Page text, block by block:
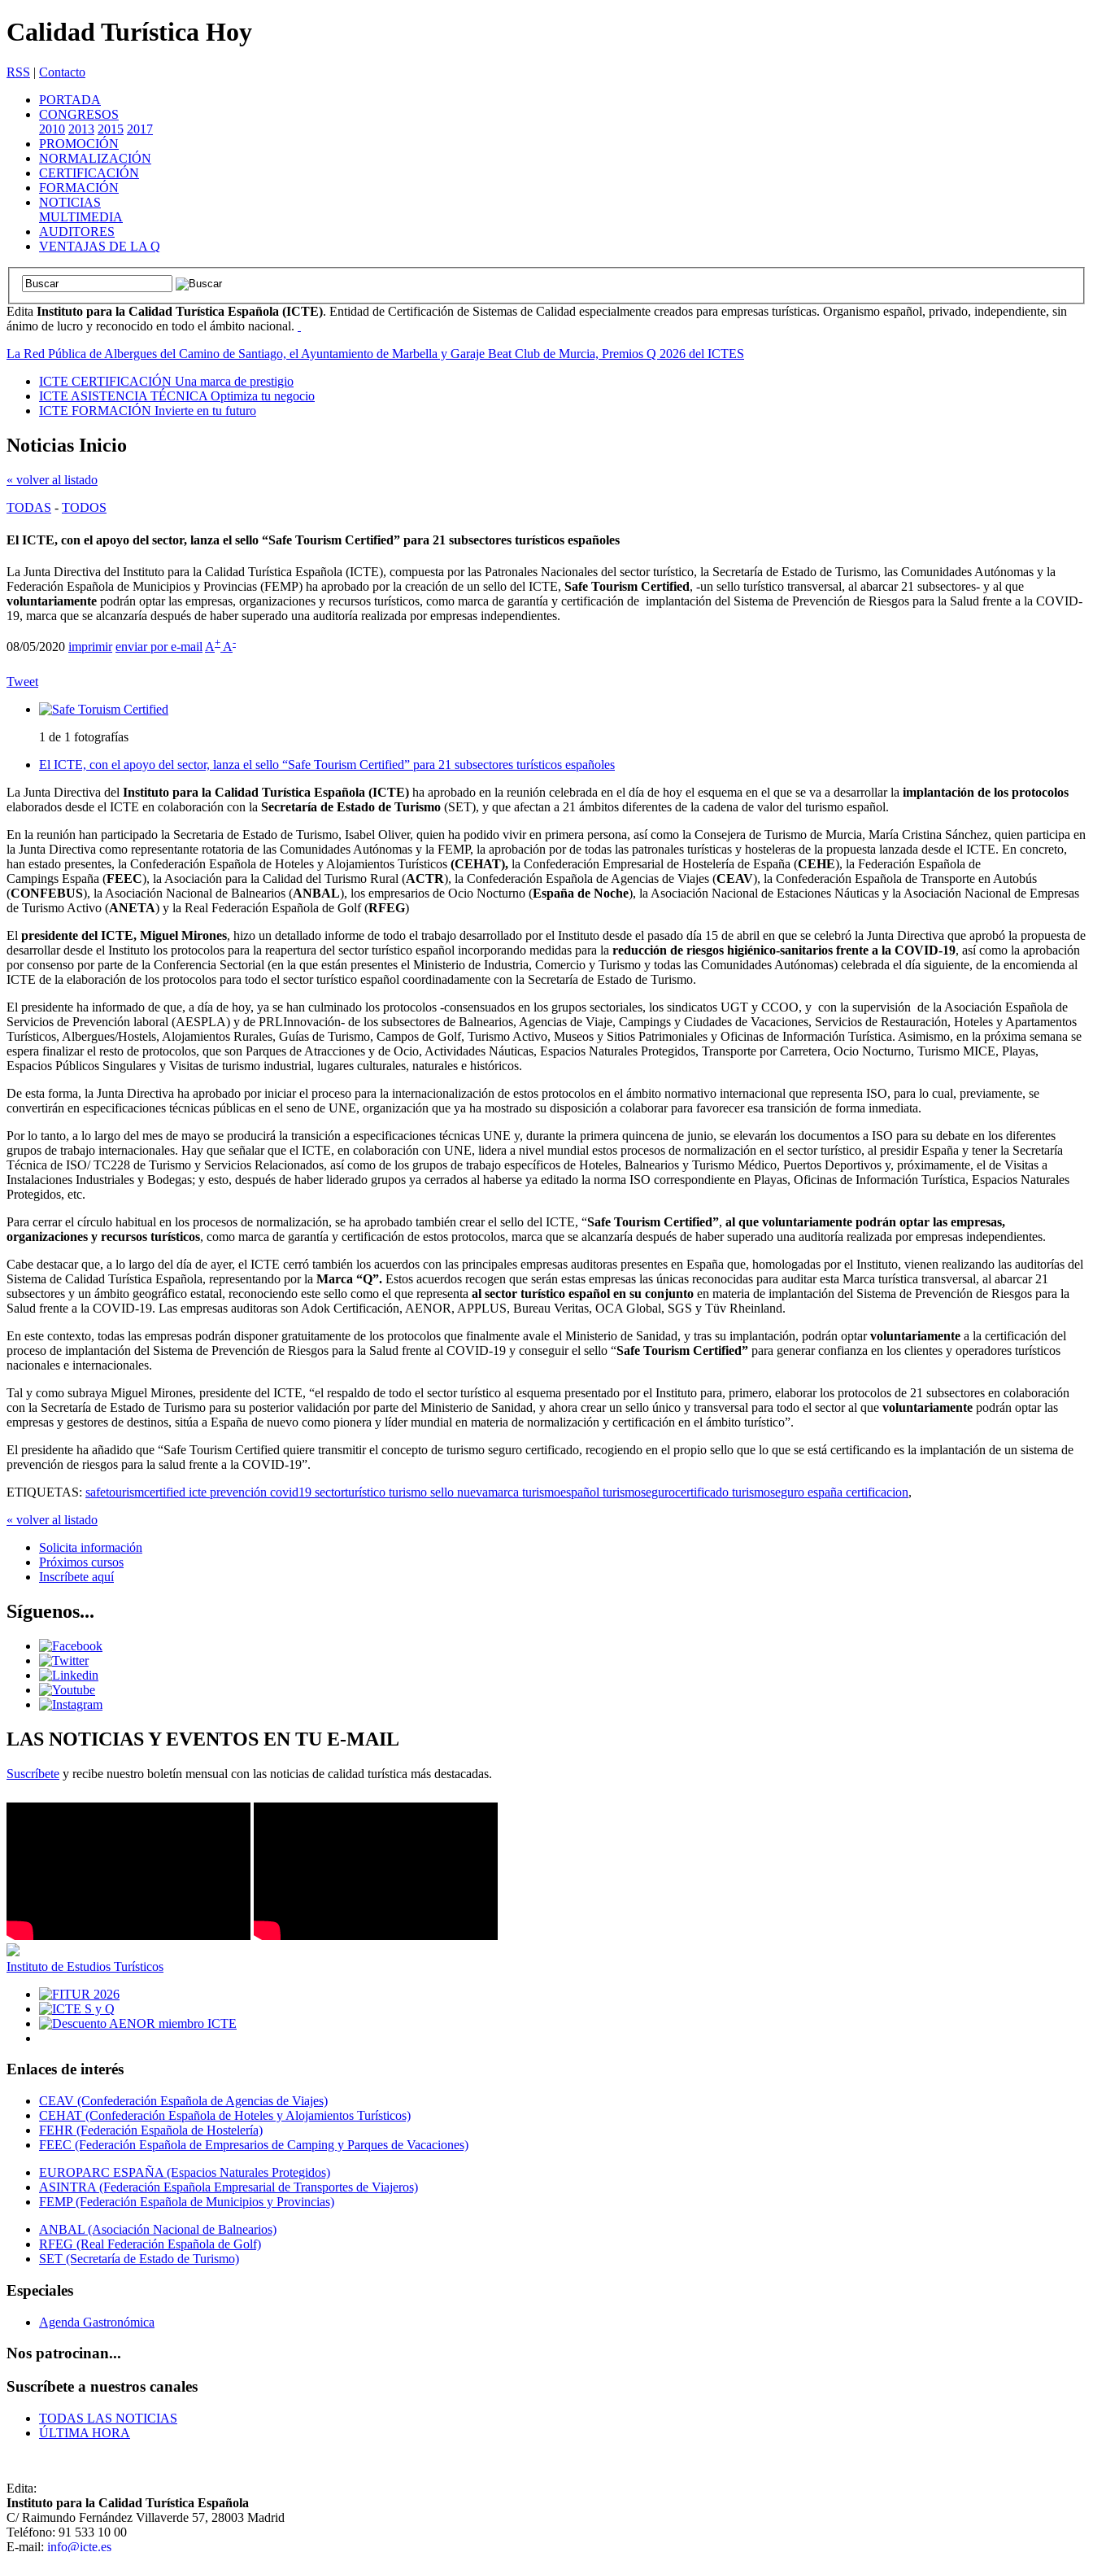
Calidad Turística Hoy
RSS | Contacto
PORTADA
CONGRESOS
2010 2013 2015 2017
PROMOCIÓN
NORMALIZACIÓN
CERTIFICACIÓN
FORMACIÓN
NOTICIAS
MULTIMEDIA
AUDITORES
VENTAJAS DE LA Q
Edita Instituto para la Calidad Turística Española (ICTE). Entidad de Certificación de Sistemas de Calidad especialmente creados para empresas turísticas. Organismo español, privado, independiente, sin
ánimo de lucro y reconocido en todo el ámbito nacional.
La Red Pública de Albergues del Camino de Santiago, el Ayuntamiento de Marbella y Garaje Beat Club de Murcia, Premios Q 2026 del ICTES
ICTE CERTIFICACIÓN Una marca de prestigio
ICTE ASISTENCIA TÉCNICA Optimiza tu negocio
ICTE FORMACIÓN Invierte en tu futuro
Noticias Inicio
« volver al listado
TODAS - TODOS
El ICTE, con el apoyo del sector, lanza el sello “Safe Tourism Certified” para 21 subsectores turísticos españoles
La Junta Directiva del Instituto para la Calidad Turística Española (ICTE), compuesta por las Patronales Nacionales del sector turístico, la Secretaría de Estado de Turismo, las Comunidades Autónomas y la
Federación Española de Municipios y Provincias (FEMP) ha aprobado por la creación de un sello del ICTE, Safe Tourism Certified, -un sello turístico transversal, al abarcar 21 subsectores- y al que
voluntariamente podrán optar las empresas, organizaciones y recursos turísticos, como marca de garantía y certificación de implantación del Sistema de Prevención de Riesgos para la Salud frente a la COVID-
19, marca que se alcanzaría después de haber superado una auditoría realizada por empresas independientes.
08/05/2020 imprimir enviar por e-mail A+ A-
Tweet
1 de 1 fotografías
El ICTE, con el apoyo del sector, lanza el sello “Safe Tourism Certified” para 21 subsectores turísticos españoles
La Junta Directiva del Instituto para la Calidad Turística Española (ICTE) ha aprobado en la reunión celebrada en el día de hoy el esquema en el que se va a desarrollar la implantación de los protocolos
elaborados desde el ICTE en colaboración con la Secretaría de Estado de Turismo (SET), y que afectan a 21 ámbitos diferentes de la cadena de valor del turismo español.
En la reunión han participado la Secretaria de Estado de Turismo, Isabel Oliver, quien ha podido vivir en primera persona, así como la Consejera de Turismo de Murcia, María Cristina Sánchez, quien participa en
la Junta Directiva como representante rotatoria de las Comunidades Autónomas y la FEMP, la aprobación por de todas las patronales turísticas y hosteleras de la propuesta lanzada desde el ICTE. En concreto,
han estado presentes, la Confederación Española de Hoteles y Alojamientos Turísticos (CEHAT), la Confederación Empresarial de Hostelería de España (CEHE), la Federación Española de
Campings España (FEEC), la Asociación para la Calidad del Turismo Rural (ACTR), la Confederación Española de Agencias de Viajes (CEAV), la Confederación Española de Transporte en Autobús
(CONFEBUS), la Asociación Nacional de Balnearios (ANBAL), los empresarios de Ocio Nocturno (España de Noche), la Asociación Nacional de Estaciones Náuticas y la Asociación Nacional de Empresas
de Turismo Activo (ANETA) y la Real Federación Española de Golf (RFEG)
El presidente del ICTE, Miguel Mirones, hizo un detallado informe de todo el trabajo desarrollado por el Instituto desde el pasado día 15 de abril en que se celebró la Junta Directiva que aprobó la propuesta de
desarrollar desde el Instituto los protocolos para la reapertura del sector turístico español incorporando medidas para la reducción de riesgos higiénico-sanitarios frente a la COVID-19, así como la aprobación
por consenso por parte de la Conferencia Sectorial (en la que están presentes el Ministerio de Industria, Comercio y Turismo y todas las Comunidades Autónomas) celebrada el día siguiente, de la encomienda al
ICTE de la elaboración de los protocolos para todo el sector turístico español coordinadamente con la Secretaría de Estado de Turismo.
El presidente ha informado de que, a día de hoy, ya se han culminado los protocolos -consensuados en los grupos sectoriales, los sindicatos UGT y CCOO, y con la supervisión de la Asociación Española de
Servicios de Prevención laboral (AESPLA) y de PRLInnovación- de los subsectores de Balnearios, Agencias de Viaje, Campings y Ciudades de Vacaciones, Servicios de Restauración, Hoteles y Apartamentos
Turísticos, Albergues/Hostels, Alojamientos Rurales, Guías de Turismo, Campos de Golf, Turismo Activo, Museos y Sitios Patrimoniales y Oficinas de Información Turística. Asimismo, en la próxima semana se
espera finalizar el resto de protocolos, que son Parques de Atracciones y de Ocio, Actividades Náuticas, Espacios Naturales Protegidos, Transporte por Carretera, Ocio Nocturno, Turismo MICE, Playas,
Espacios Públicos Singulares y Visitas de turismo industrial, lugares culturales, naturales e históricos.
De esta forma, la Junta Directiva ha aprobado por iniciar el proceso para la internacionalización de estos protocolos en el ámbito normativo internacional que representa ISO, para lo cual, previamente, se
convertirán en especificaciones técnicas públicas en el seno de UNE, organización que ya ha mostrado su disposición a colaborar para favorecer esa transición de forma inmediata.
Por lo tanto, a lo largo del mes de mayo se producirá la transición a especificaciones técnicas UNE y, durante la primera quincena de junio, se elevarán los documentos a ISO para su debate en los diferentes
grupos de trabajo internacionales. Hay que señalar que el ICTE, en colaboración con UNE, lidera a nivel mundial estos procesos de normalización en el sector turístico, al presidir España y tener la Secretaría
Técnica de ISO/ TC228 de Turismo y Servicios Relacionados, así como de los grupos de trabajo específicos de Hoteles, Balnearios y Turismo Médico, Puertos Deportivos y, próximamente, el de Visitas a
Instalaciones Industriales y Bodegas; y esto, después de haber liderado grupos ya cerrados al haberse ya editado la norma ISO correspondiente en Playas, Oficinas de Información Turística, Espacios Naturales
Protegidos, etc.
Para cerrar el círculo habitual en los procesos de normalización, se ha aprobado también crear el sello del ICTE, “Safe Tourism Certified”, al que voluntariamente podrán optar las empresas,
organizaciones y recursos turísticos, como marca de garantía y certificación de estos protocolos, marca que se alcanzaría después de haber superado una auditoría realizada por empresas independientes.
Cabe destacar que, a lo largo del día de ayer, el ICTE cerró también los acuerdos con las principales empresas auditoras presentes en España que, homologadas por el Instituto, vienen realizando las auditorías del
Sistema de Calidad Turística Española, representando por la Marca “Q”. Estos acuerdos recogen que serán estas empresas las únicas reconocidas para auditar esta Marca turística transversal, al abarcar 21
subsectores y un ámbito geográfico estatal, reconociendo este sello como el que representa al sector turístico español en su conjunto en materia de implantación del Sistema de Prevención de Riesgos para la
Salud frente a la COVID-19. Las empresas auditoras son Adok Certificación, AENOR, APPLUS, Bureau Veritas, OCA Global, SGS y Tüv Rheinland.
En este contexto, todas las empresas podrán disponer gratuitamente de los protocolos que finalmente avale el Ministerio de Sanidad, y tras su implantación, podrán optarvoluntariamente a la certificación del
proceso de implantación del Sistema de Prevención de Riesgos para la Salud frente al COVID-19 y conseguir el sello “Safe Tourism Certified” para generar confianza en los clientes y operadores turísticos
nacionales e internacionales.
Tal y como subraya Miguel Mirones, presidente del ICTE, “el respaldo de todo el sector turístico al esquema presentado por el Instituto para, primero, elaborar los protocolos de 21 subsectores en colaboración
con la Secretaría de Estado de Turismo para su posterior validación por parte del Ministerio de Sanidad, y ahora crear un sello único y transversal para todo el sector al que voluntariamente podrán optar las
empresas y gestores de destinos, sitúa a España de nuevo como pionera y líder mundial en materia de normalización y certificación en el ámbito turístico”.
El presidente ha añadido que “Safe Tourism Certified quiere transmitir el concepto de turismo seguro certificado, recogiendo en el propio sello que lo que se está certificando es la implantación de un sistema de
prevención de riesgos para la salud frente a la COVID-19”.
ETIQUETAS: safetourismcertified icte prevención covid19 sectorturístico turismo sello nuevamarca turismoespañol turismosegurocertificado turismoseguro españa certificacion,
« volver al listado
Solicita información
Próximos cursos
Inscríbete aquí
Síguenos...
LAS NOTICIAS Y EVENTOS EN TU E-MAIL
Suscríbete y recibe nuestro boletín mensual con las noticias de calidad turística más destacadas.
Instituto de Estudios Turísticos
Enlaces de interés
CEAV (Confederación Española de Agencias de Viajes)
CEHAT (Confederación Española de Hoteles y Alojamientos Turísticos)
FEHR (Federación Española de Hostelería)
FEEC (Federación Española de Empresarios de Camping y Parques de Vacaciones)
EUROPARC ESPAÑA (Espacios Naturales Protegidos)
ASINTRA (Federación Española Empresarial de Transportes de Viajeros)
FEMP (Federación Española de Municipios y Provincias)
ANBAL (Asociación Nacional de Balnearios)
RFEG (Real Federación Española de Golf)
SET (Secretaría de Estado de Turismo)
Especiales
Agenda Gastronómica
Nos patrocinan...
Suscríbete a nuestros canales
TODAS LAS NOTICIAS
ÚLTIMA HORA
Edita:
Instituto para la Calidad Turística Española
C/ Raimundo Fernández Villaverde 57, 28003 Madrid
Teléfono: 91 533 10 00
E-mail: info@icte.es